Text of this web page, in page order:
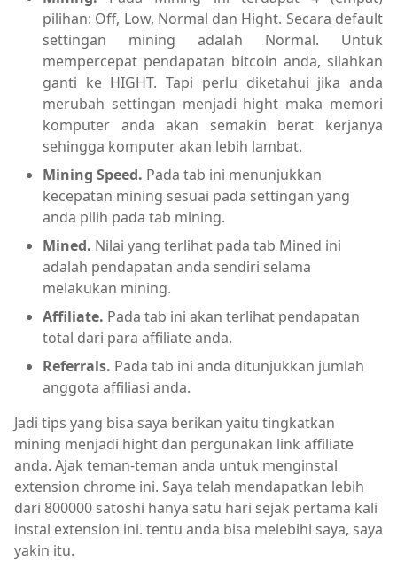
pilihan: Off, Low, Normal dan Hight. Secara default
settingan mining adalah Normal. Untuk
mempercepat pendapatan bitcoin anda, silahkan
ganti ke HIGHT. Tapi perlu diketahui jika anda
merubah settingan menjadi hight maka memori
komputer anda akan semakin berat kerjanya
sehingga komputer akan lebih lambat.
Mining Speed. Pada tab ini menunjukkan
kecepatan mining sesuai pada settingan yang
anda pilih pada tab mining.
Mined. Nilai yang terlihat pada tab Mined ini
adalah pendapatan anda sendiri selama
melakukan mining.
Affiliate. Pada tab ini akan terlihat pendapatan
total dari para affiliate anda.
Referrals. Pada tab ini anda ditunjukkan jumlah
anggota affiliasi anda.
Jadi tips yang bisa saya berikan yaitu tingkatkan
mining menjadi hight dan pergunakan link affiliate
anda. Ajak teman-teman anda untuk menginstal
extension chrome ini. Saya telah mendapatkan lebih
dari 800000 satoshi hanya satu hari sejak pertama kali
instal extension ini. tentu anda bisa melebihi saya, saya
yakin itu.